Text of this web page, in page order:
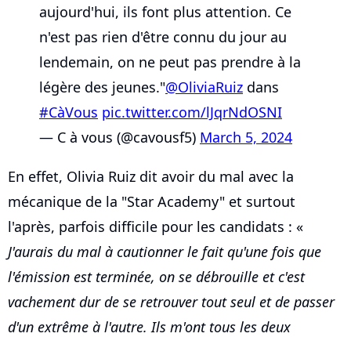
aujourd'hui, ils font plus attention. Ce
n'est pas rien d'être connu du jour au
lendemain, on ne peut pas prendre à la
légère des jeunes."@OliviaRuiz dans
#CàVous pic.twitter.com/lJqrNdOSNI
— C à vous (@cavousf5) March 5, 2024
En effet, Olivia Ruiz dit avoir du mal avec la
mécanique de la "Star Academy" et surtout
l'après, parfois difficile pour les candidats : «
J'aurais du mal à cautionner le fait qu'une fois que
l'émission est terminée, on se débrouille et c'est
vachement dur de se retrouver tout seul et de passer
d'un extrême à l'autre. Ils m'ont tous les deux